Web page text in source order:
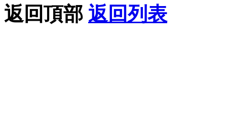
返回頂部 返回列表